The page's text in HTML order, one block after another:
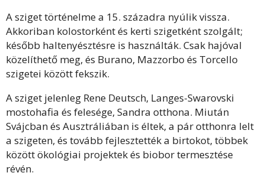
A sziget történelme a 15. századra nyúlik vissza.
Akkoriban kolostorként és kerti szigetként szolgált;
később haltenyésztésre is használták. Csak hajóval
közelíthető meg, és Burano, Mazzorbo és Torcello
szigetei között fekszik.
A sziget jelenleg Rene Deutsch, Langes-Swarovski
mostohafia és felesége, Sandra otthona. Miután
Svájcban és Ausztráliában is éltek, a pár otthonra lelt
a szigeten, és tovább fejlesztették a birtokot, többek
között ökológiai projektek és biobor termesztése
révén.